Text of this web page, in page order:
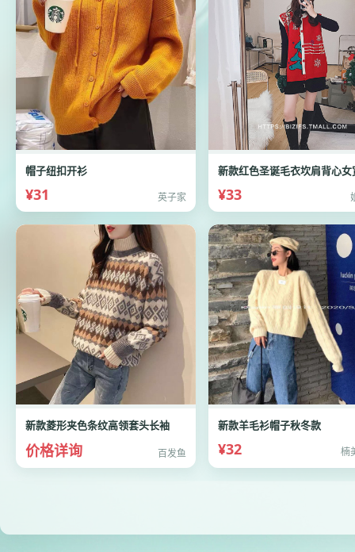
帽子纽扣开衫
¥31 英子家 ¥33
新款菱形夹色条纹高领套头长袖
价格详询 百发鱼
新款羊毛衫帽子秋冬款
¥32 楠